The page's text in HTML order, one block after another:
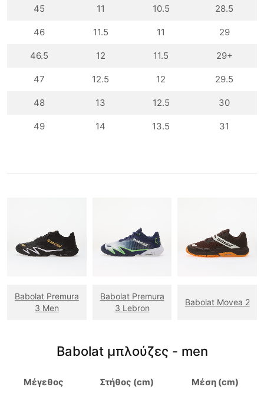
45 11 10.5 28.5
46 11.5 11 29
46.5 12 11.5 29+
47 12.5 12 29.5
48 13 12.5 30
49 14 13.5 31
Babolat Premura
3 Men
Babolat Premura
3 Lebron
Babolat Movea 2
Babolat μπλούζες - men
Μέγεθος Στήθος (cm) Μέση (cm)